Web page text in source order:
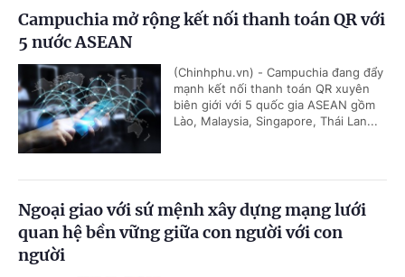
Campuchia mở rộng kết nối thanh toán QR với
5 nước ASEAN
(Chinhphu.vn) - Campuchia đang đẩy
mạnh kết nối thanh toán QR xuyên
biên giới với 5 quốc gia ASEAN gồm
Lào, Malaysia, Singapore, Thái Lan...
Ngoại giao với sứ mệnh xây dựng mạng lưới
quan hệ bền vững giữa con người với con
người